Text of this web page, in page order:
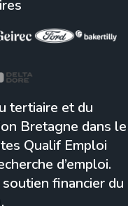
tertiaire et du
Bretagne dans le
Qualif Emploi
d’emploi.
financier du